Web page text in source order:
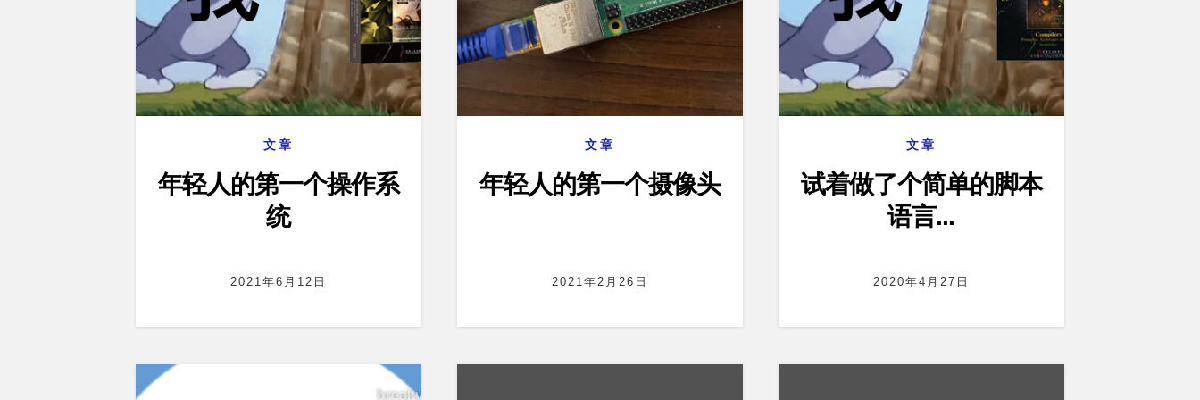
文章
年轻人的第一个操作系
统
2021年6月12日
文章
年轻人的第一个摄像头
2021年2月26日
文章
试着做了个简单的脚本
语言...
2020年4月27日